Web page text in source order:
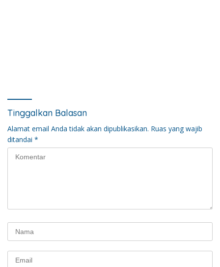
Tinggalkan Balasan
Alamat email Anda tidak akan dipublikasikan. Ruas yang wajib
ditandai *